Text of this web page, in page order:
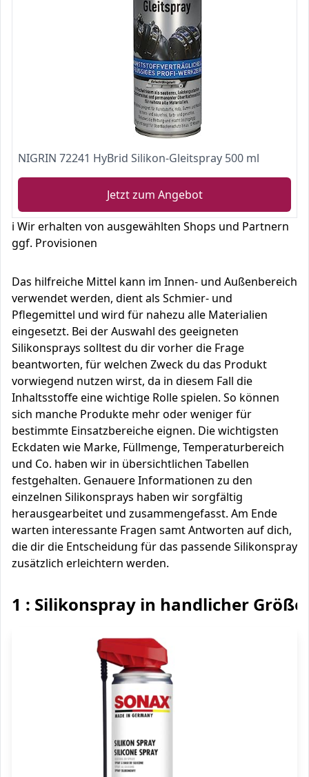
NIGRIN 72241 HyBrid Silikon-Gleitspray 500 ml
Jetzt zum Angebot
ℹ️ Wir erhalten von ausgewählten Shops und Partnern
ggf. Provisionen
Das hilfreiche Mittel kann im Innen- und Außenbereich
verwendet werden, dient als Schmier- und
Pflegemittel und wird für nahezu alle Materialien
eingesetzt. Bei der Auswahl des geeigneten
Silikonsprays solltest du dir vorher die Frage
beantworten, für welchen Zweck du das Produkt
vorwiegend nutzen wirst, da in diesem Fall die
Inhaltsstoffe eine wichtige Rolle spielen. So können
sich manche Produkte mehr oder weniger für
bestimmte Einsatzbereiche eignen. Die wichtigsten
Eckdaten wie Marke, Füllmenge, Temperaturbereich
und Co. haben wir in übersichtlichen Tabellen
festgehalten. Genauere Informationen zu den
einzelnen Silikonsprays haben wir sorgfältig
herausgearbeitet und zusammengefasst. Am Ende
warten interessante Fragen samt Antworten auf dich,
die dir die Entscheidung für das passende Silikonspray
zusätzlich erleichtern werden.
1 : Silikonspray in handlicher Größe